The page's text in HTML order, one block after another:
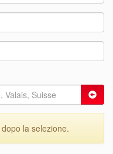
dopo la selezione.